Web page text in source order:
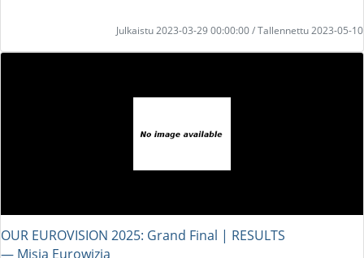
Julkaistu 2023-03-29 00:00:00 / Tallennettu 2023-05-10
OUR EUROVISION 2025: Grand Final | RESULTS
― Misja Eurowizja